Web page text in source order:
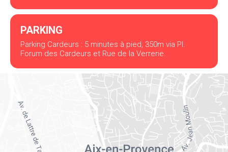
PARKING
Parking Cardeurs : 5 minutes à pied, 350m via Pl.
Forum des Cardeurs et Rue de la Verrerie.